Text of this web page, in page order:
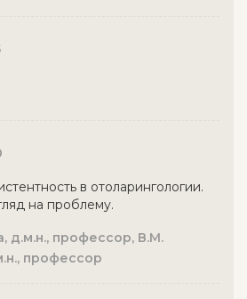
в отоларингологии.
на проблему.
д.м.н., профессор, В.М.
профессор